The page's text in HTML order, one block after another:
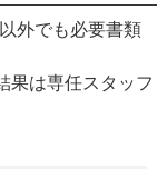
外でも必要書類
果は専任スタッフ